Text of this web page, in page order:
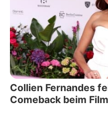
Collien Fernandes
Comeback beim